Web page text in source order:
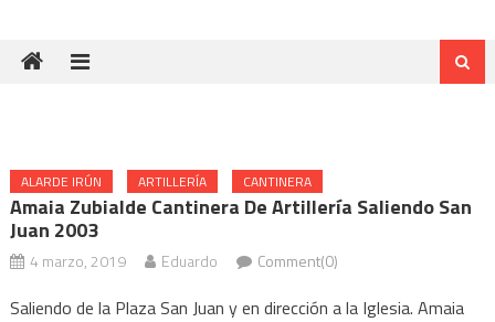
ALARDE IRÚN ARTILLERÍA CANTINERA
Amaia Zubialde Cantinera De Artillería Saliendo San
Juan 2003
4 marzo, 2019 Eduardo Comment(0)
Saliendo de la Plaza San Juan y en dirección a la Iglesia. Amaia